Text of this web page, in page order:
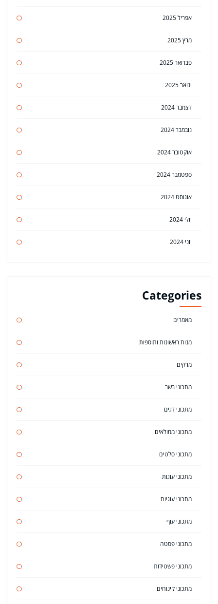
אפריל 2025
מרץ 2025
פברואר 2025
ינואר 2025
דצמבר 2024
נובמבר 2024
אוקטובר 2024
ספטמבר 2024
אוגוסט 2024
יולי 2024
יוני 2024
Categories
מאמרים
מנות ראשונות ותוספות
מרקים
מתכוני בשר
מתכוני דגים
מתכוני ממולאים
מתכוני סלטים
מתכוני עוגות
מתכוני עוגיות
מתכוני עוף
מתכוני פסטה
מתכוני פשטידות
מתכוני קינוחים